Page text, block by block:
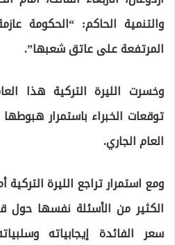
والتنمية الحاكم: “الحكومة
المرتفعة على عاتق شعبها”.
وخسرت الليرة التركية هذا
العام الجاري.
ومع استمرار تراجع الليرة التركية
الكثير من الأسئلة نفسها حول
سعر الفائدة إيجابياته